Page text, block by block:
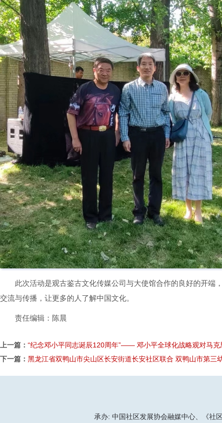
此次活动是观古鉴古文化传媒公司与大使馆合作的良好的开端
交流与传播，让更多的人了解中国文化。
责任编辑：陈晨
上一篇： “纪念邓小平同志诞辰120周年”—— 邓小平全球化战略观对马
下一篇： 黑龙江省双鸭山市尖山区长安街道长安社区联合 双鸭山市第三
承办: 中国社区发展协会融媒中心、《社